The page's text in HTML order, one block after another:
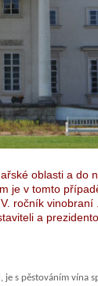
oblasti a do
je v tomto
ročník vinobraní
a
je s pěstováním vína